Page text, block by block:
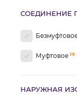
СОЕДИНЕНИЕ
Муфтовое 19
НАРУЖНАЯ